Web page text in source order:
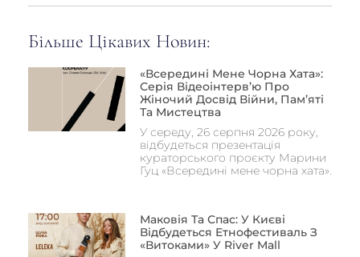
Більше Цікавих Новин:
«Всередині Мене Чорна Хата»:
Серія Відеоінтерв’ю Про
Жіночий Досвід Війни, Пам’яті
Та Мистецтва
У середу, 26 серпня 2026 року,
відбудеться презентація
кураторського проєкту Марини
Гуц «Всередині мене чорна хата».
Маковія Та Спас: У Києві
Відбудеться Етнофестиваль З
«Витоками» У River Mall